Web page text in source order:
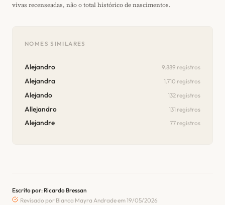
vivas recenseadas, não o total histórico de nascimentos.
NOMES SIMILARES
Alejandro 9.889 registros
Alejandra 1.710 registros
Alejando 132 registros
Allejandro 131 registros
Alejandre 77 registros
Escrito por: Ricardo Bressan
Revisado por Bianca Mayra Andrade em 19/05/2026